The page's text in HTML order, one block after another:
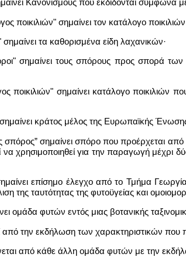
Κανονισμούς που εκδίδονται σύμφωνα
ποικιλιών" σημαίνει τον κατάλογο
σημαίνει τα καθορισμένα είδη λαχανικών·
σημαίνει τους σπόρους προς σπορά
ποικιλιών" σημαίνει κατάλογο
κράτος μέλος της Ευρωπαϊκής
σπόρος” σημαίνει σπόρο που προέρχεται
να χρησιμοποιηθεί για την παραγωγή μέχρι
επίσημο έλεγχο από το Τμήμα
της ταυτότητας της φυτοϋγείας και
ομάδα φυτών εντός μιας βοτανικής
από την εκδήλωση των χαρακτηριστικών
από κάθε άλλη ομάδα φυτών με την